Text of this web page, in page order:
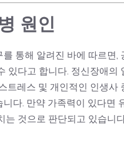
원인
통해 알려진 바에 따르면
있다고 합니다. 정신장애
트레스 및 개인적인 인생
다. 만약 가족력이 있다면
는 것으로 판단되고 있습니